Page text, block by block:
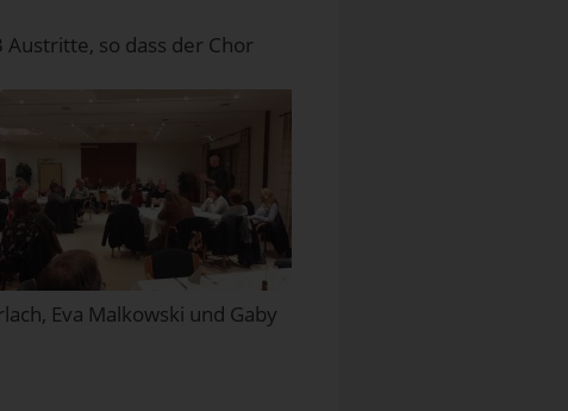
so dass der Chor
Eva Malkowski und Gaby